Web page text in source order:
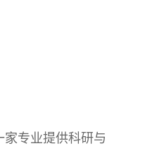
专业提供科研与